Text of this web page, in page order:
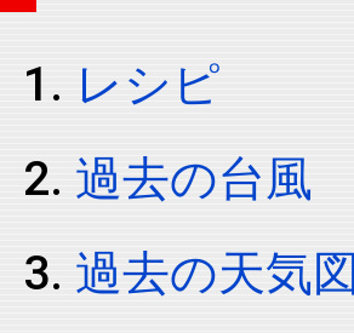
レシピ
過去の台風
過去の天気図